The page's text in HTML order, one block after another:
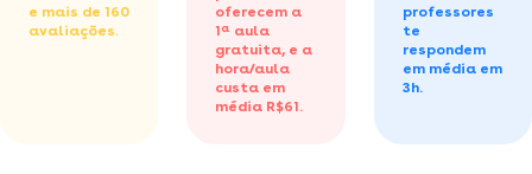
e mais de 160
avaliações.
oferecem a
1ª aula
gratuita, e a
hora/aula
custa em
média R$61.
professores
te
respondem
em média em
3h.